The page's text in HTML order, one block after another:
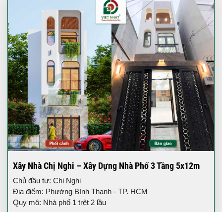
Xây Nhà Chị Nghi – Xây Dựng Nhà Phố 3 Tầng 5x12m
Chủ đầu tư: Chị Nghi
Địa điểm: Phường Bình Thạnh - TP. HCM
Quy mô: Nhà phố 1 trệt 2 lầu